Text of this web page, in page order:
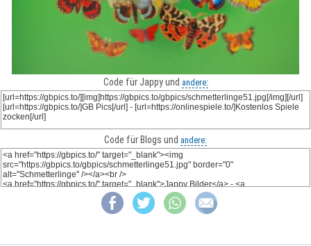
Code für Jappy und andere:
Code für Blogs und andere: